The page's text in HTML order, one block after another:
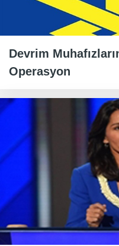
Devrim
Operasyon